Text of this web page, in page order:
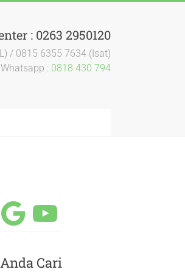
: 0263 2950120
/ 0815 6355 7634 (Isat)
: 0818 430 794
Cari